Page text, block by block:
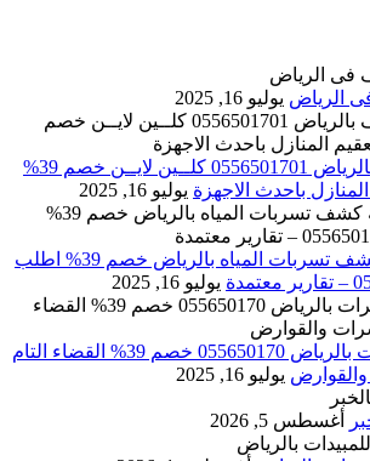
الرياض يوليو 16, 2025
شركة تنظيف بالرياض 0556501701 كلــين لايــن خصم 39%
باحدث الاجهزة يوليو 16, 2025
افضل شركة كشف تسربات المياه بالرياض خصم 39% اطلب
يوليو 16, 2025
مكافحة حشرات بالرياض 055650170 خصم 39% القضاء التام
يوليو 16, 2025
أغسطس 5, 2026